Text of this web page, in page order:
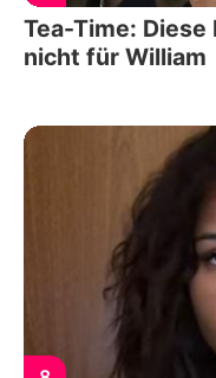
Tea-Time:
nicht für William